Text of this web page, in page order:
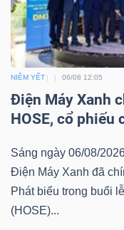
NIÊM YẾT 06/08 12:05
Điện Máy Xanh
HOSE, cổ phiếu
Sáng ngày 06/08/
Điện Máy Xanh đã
Phát biểu trong buổi
(HOSE)...
MÔ
NGÀNH
NGHIỆP